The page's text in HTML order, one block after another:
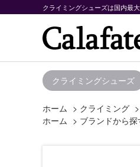
クライミングシューズは国内最
クライミングシューズ
ホーム > クライミング >
ホーム > ブランドから探